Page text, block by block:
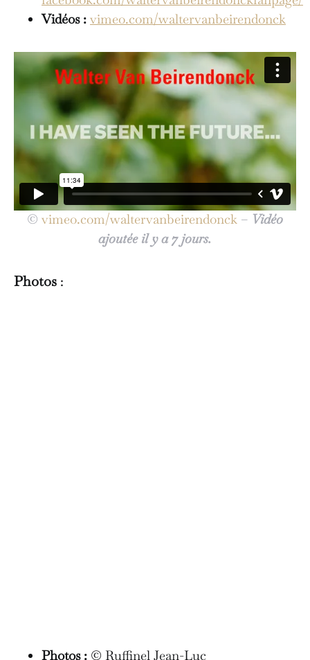
Vidéos : vimeo.com/waltervanbeirendonck
© vimeo.com/waltervanbeirendonck – Vidéo
ajoutée il y a 7 jours.
Photos :
Photos : © Ruffinel Jean-Luc